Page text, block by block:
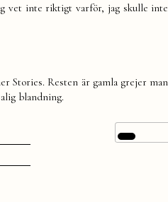
vet inte riktigt varför, jag skulle inte
Stories. Resten är gamla grejer man
blandning.